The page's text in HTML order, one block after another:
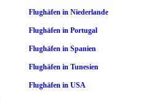
Flughäfen in Niederlande
Flughäfen in Portugal
Flughäfen in Spanien
Flughäfen in Tunesien
Flughäfen in USA